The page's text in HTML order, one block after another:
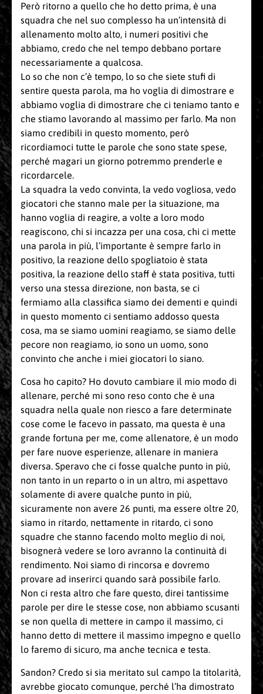
Però ritorno a quello che ho detto prima, è una
squadra che nel suo complesso ha un’intensità di
allenamento molto alto, i numeri positivi che
abbiamo, credo che nel tempo debbano portare
necessariamente a qualcosa.
Lo so che non c’è tempo, lo so che siete stufi di
sentire questa parola, ma ho voglia di dimostrare e
abbiamo voglia di dimostrare che ci teniamo tanto e
che stiamo lavorando al massimo per farlo. Ma non
siamo credibili in questo momento, però
ricordiamoci tutte le parole che sono state spese,
perché magari un giorno potremmo prenderle e
ricordarcele.
La squadra la vedo convinta, la vedo vogliosa, vedo
giocatori che stanno male per la situazione, ma
hanno voglia di reagire, a volte a loro modo
reagiscono, chi si incazza per una cosa, chi ci mette
una parola in più, l’importante è sempre farlo in
positivo, la reazione dello spogliatoio è stata
positiva, la reazione dello staff è stata positiva, tutti
verso una stessa direzione, non basta, se ci
fermiamo alla classifica siamo dei dementi e quindi
in questo momento ci sentiamo addosso questa
cosa, ma se siamo uomini reagiamo, se siamo delle
pecore non reagiamo, io sono un uomo, sono
convinto che anche i miei giocatori lo siano.
Cosa ho capito? Ho dovuto cambiare il mio modo di
allenare, perché mi sono reso conto che è una
squadra nella quale non riesco a fare determinate
cose come le facevo in passato, ma questa è una
grande fortuna per me, come allenatore, è un modo
per fare nuove esperienze, allenare in maniera
diversa. Speravo che ci fosse qualche punto in più,
non tanto in un reparto o in un altro, mi aspettavo
solamente di avere qualche punto in più,
sicuramente non avere 26 punti, ma essere oltre 20,
siamo in ritardo, nettamente in ritardo, ci sono
squadre che stanno facendo molto meglio di noi,
bisognerà vedere se loro avranno la continuità di
rendimento. Noi siamo di rincorsa e dovremo
provare ad inserirci quando sarà possibile farlo.
Non ci resta altro che fare questo, direi tantissime
parole per dire le stesse cose, non abbiamo scusanti
se non quella di mettere in campo il massimo, ci
hanno detto di mettere il massimo impegno e quello
lo faremo di sicuro, ma anche tecnica e testa.
Sandon? Credo si sia meritato sul campo la titolarità,
avrebbe giocato comunque, perché l’ha dimostrato